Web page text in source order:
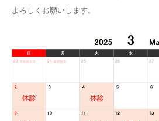
よろしくお願いします。
お約束
装置の種類